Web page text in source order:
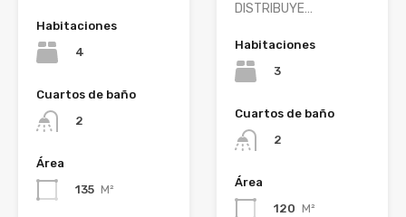
Habitaciones
4
Cuartos de baño
2
Área
135 M²
DISTRIBUYE…
Habitaciones
3
Cuartos de baño
2
Área
120 M²